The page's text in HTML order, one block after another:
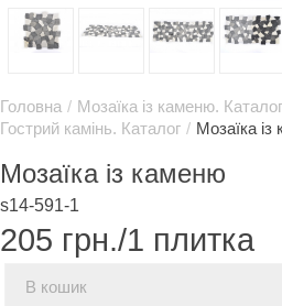
Головна / Мозаїка із каменю. Каталог
Гострий камінь. Каталог / Мозаїка
Мозаїка із каменю
s14-591-1
205 грн./1 плитка
В кошик